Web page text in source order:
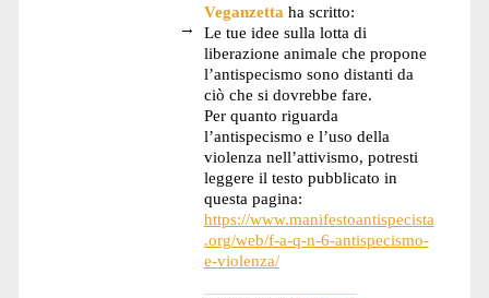
Veganzetta ha scritto:
Le tue idee sulla lotta di
liberazione animale che propone
l’antispecismo sono distanti da
ciò che si dovrebbe fare.
Per quanto riguarda
l’antispecismo e l’uso della
violenza nell’attivismo, potresti
leggere il testo pubblicato in
questa pagina:
https://www.manifestoantispecista
.org/web/f-a-q-n-6-antispecismo-
e-violenza/